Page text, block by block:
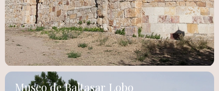
Museo de Baltasar Lobo